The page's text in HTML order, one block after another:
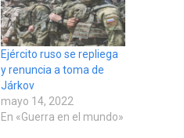
Ejército ruso se repliega
y renuncia a toma de
Járkov
mayo 14, 2022
En «Guerra en el mundo»